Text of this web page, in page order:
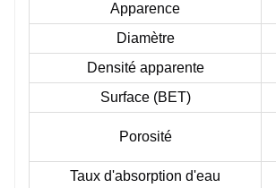
Apparence
Diamètre
Densité apparente
Surface (BET)
Porosité
Taux d'absorption d'eau